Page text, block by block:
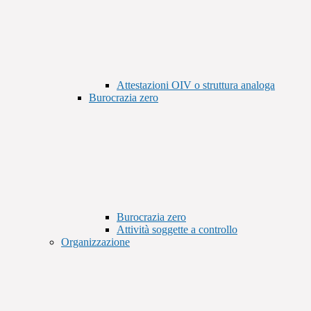
Attestazioni OIV o struttura analoga
Burocrazia zero
Burocrazia zero
Attività soggette a controllo
Organizzazione